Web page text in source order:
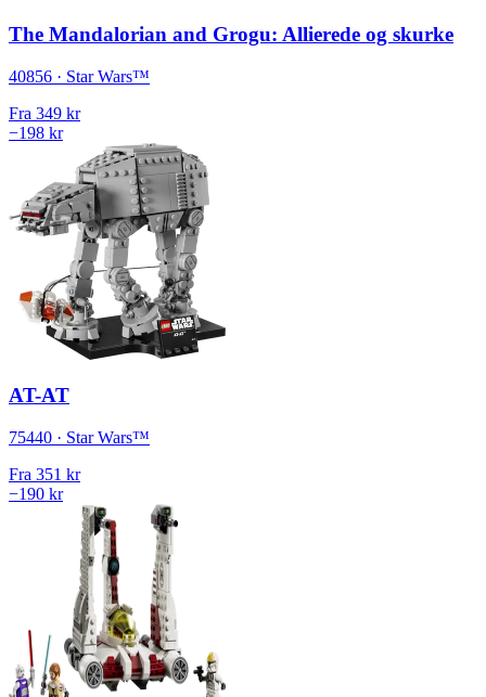
The Mandalorian and Grogu: Allierede og skurke
40856 · Star Wars™
Fra 349 kr
−198 kr
AT-AT
75440 · Star Wars™
Fra 351 kr
−190 kr